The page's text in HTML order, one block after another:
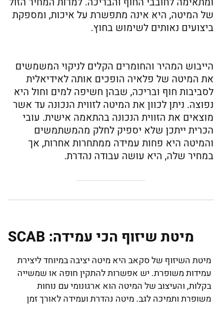
של המיטה, היא אינה מתפשרת על איכות, ומספקת
ביצועים נאותים לשימוש בחוץ.
הייבוש המהיר והחומרים הקלים לניקוי המשמשים
את המיטה של פלאיה הופכים אותה לאידיאלית
לסביבות חוף ובריכה, שבהן חשיפה למים וחול היא
נפוצה. ניתן לכוון את המיטה לזווית הנכונה עד אשר
מוצאים את הזווית הנכונה בהתאמה אישית. עובי
הכרית ייתכן שלא יספיק לחלק מהמשתמשים
והמיטה היא פחות עמידה ממתחרות אחרות, אך
במחיר שלה, היא עושה עבודה נהדרת.
מיטת שיזוף הכי עמידה: SCAB
מיטת השיזוף של סקאב היא מיטה יציבה במיוחד ליצירת
עמידות משופרת. יש אפשרות להתקין חופה או שמשייה
בקלות, והעיצוב של המיטה הוא ארגונומי עם נוחות
משופרת ותמיכה לגב. מיטה נהדרת ועמידה לאורך זמן